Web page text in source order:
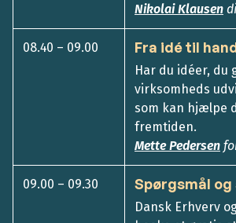
Nikolai Klausen
08.40 – 09.00 Fra idé til
Har du idéer, du
virksomheds
som kan hjælpe
fremtiden.
Mette Pedersen
09.00 – 09.30 Spørgsmål
Dansk Erhverv